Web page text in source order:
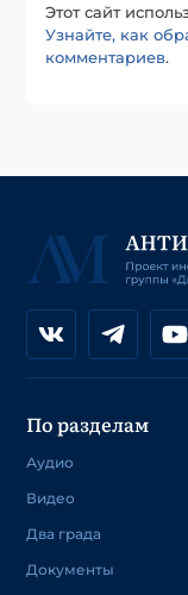
Этот сайт
Узнайте, как
комментариев.
По разделам
Аудио
Видео
Два града
Документы